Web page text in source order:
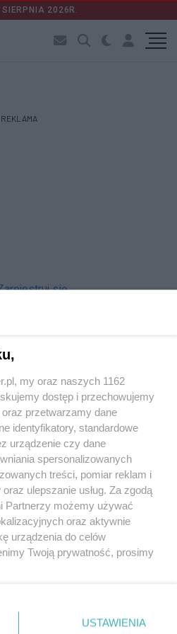
SIERPNIA 2026R.
REKLAMA
się
Szczeciński sp. z o.o.
my oraz naszych 1162
dostęp i przechowujemy
przetwarzamy dane
identyfikatory, standardowe
urządzenie czy dane
spersonalizowanych
treści, pomiar reklam i
ulepszanie usług. Za zgodą
Partnerzy możemy używać
oraz aktywnie
urządzenia do celów
Twoją prywatność, prosimy
w lewym dolnym rogu strony
danych nie wymagają
USTAWIENIA